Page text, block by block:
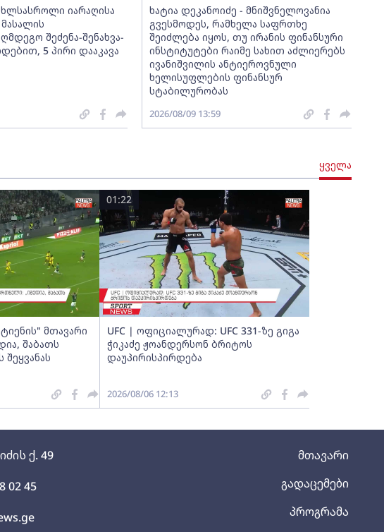
ქ. 49
02 45
მთავარი
გადაცემები
პროგრამა
იარაღისა
შეძენა-შენახვა-
5 პირი დააკავა
ხატია დეკანოიძე - მნიშვნელოვანია
გვესმოდეს, რამხელა საფრთხე
შეიძლება იყოს, თუ ირანის ფინანსური
ინსტიტუტები რაიმე სახით აძლიერებს
ივანიშვილის ანტიეროვნული
ხელისუფლების ფინანსურ
სტაბილურობას
2026/08/09 13:59
ყველა
მთავარი
შაბათს
UFC | ოფიციალურად: UFC 331-ზე გიგა
ჭიკაძე ჟოანდერსონ ბრიტოს
დაუპირისპირდება
01:22
2026/08/06 12:13